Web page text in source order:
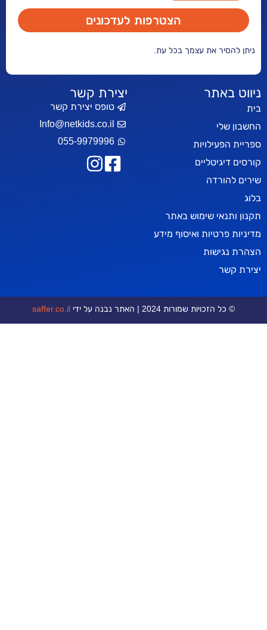
שימוש באתר
ואיסוף מידע
הצטרפות לעדכונים
את עצמך בכל עת.
יצירת קשר
טופס יצירת קשר
Info@netkids.co.il
055-9979996
שמורות 2024 | האתר נבנה על ידי saffer.co.il